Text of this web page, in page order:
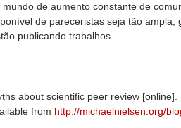
de aumento constante de
de pareceristas seja tão ampla,
publicando trabalhos.
about scientific peer review [online].
from http://michaelnielsen.org/